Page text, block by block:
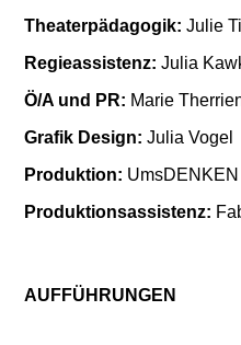
Theaterpädagogik: Julie
Regieassistenz: Julia
Ö/A und PR: Marie
Grafik Design: Julia Vogel
Produktion:
Produktionsassistenz:
AUFFÜHRUNGEN